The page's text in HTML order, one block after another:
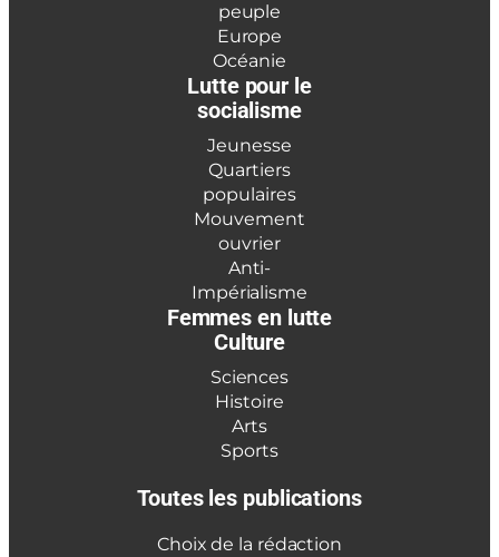
peuple
Europe
Océanie
Lutte pour le
socialisme
Jeunesse
Quartiers
populaires
Mouvement
ouvrier
Anti-
Impérialisme
Femmes en lutte
Culture
Sciences
Histoire
Arts
Sports
Toutes les publications
Choix de la rédaction